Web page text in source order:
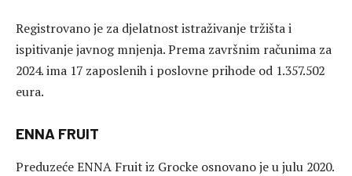
Registrovano je za djelatnost istraživanje tržišta i
ispitivanje javnog mnjenja. Prema završnim računima za
2024. ima 17 zaposlenih i poslovne prihode od 1.357.502
eura.
ENNA FRUIT
Preduzeće ENNA Fruit iz Grocke osnovano je u julu 2020.